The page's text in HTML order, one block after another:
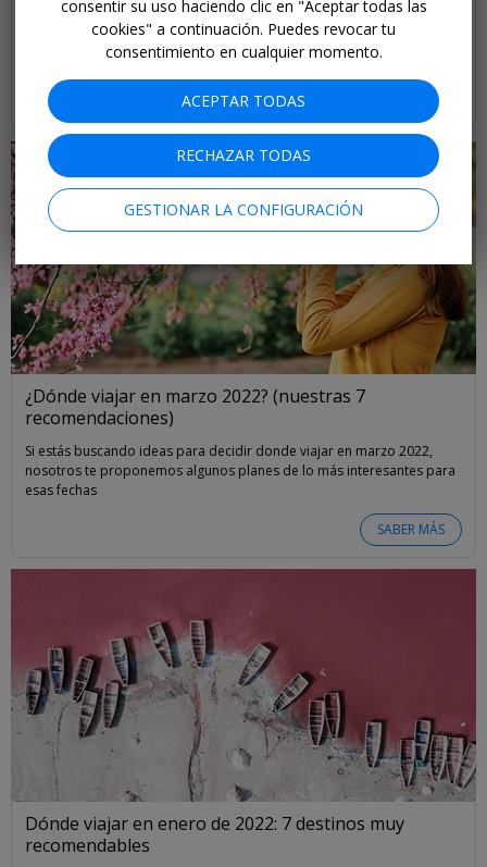
¿Dónde viajar en julio
2026? Nuestras 6
recomendaciones
Guía rápida para viajar a
Tailandia (en 10
respuestas)
Equipo Travelzoo
¿Dónde viajar en marzo 2022? (nuestras 7
recomendaciones)
Si estás buscando ideas para decidir donde viajar en marzo 2022,
nosotros te proponemos algunos planes de lo más interesantes para
esas fechas
SABER MÁS
Dónde viajar en enero de 2022: 7 destinos muy
recomendables
consentir su uso haciendo clic en "Aceptar todas las
cookies" a continuación. Puedes revocar tu
consentimiento en cualquier momento.
ACEPTAR TODAS
RECHAZAR TODAS
GESTIONAR LA CONFIGURACIÓN